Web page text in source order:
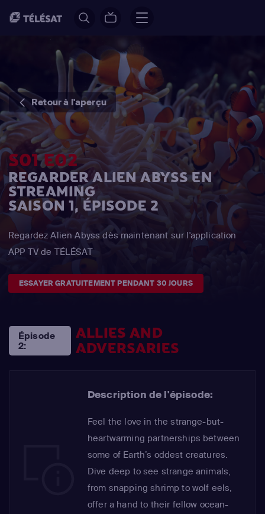
Retour à l'aperçu
S01 E02
REGARDER ALIEN ABYSS EN
STREAMING
SAISON 1, ÉPISODE 2
Regardez Alien Abyss dès maintenant sur l'application
APP TV de TÉLÉSAT
ESSAYER GRATUITEMENT PENDANT 30 JOURS
Épisode
2:
ALLIES AND
ADVERSARIES
Description de l'épisode:
Feel the love in the strange-but-
heartwarming partnerships between
some of Earth’s oddest creatures.
Dive deep to see strange animals,
from snapping shrimp to wolf eels,
offer a hand to their fellow ocean-